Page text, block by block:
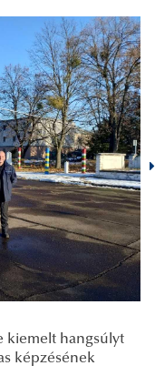
kiemelt hangsúlyt
képzésének